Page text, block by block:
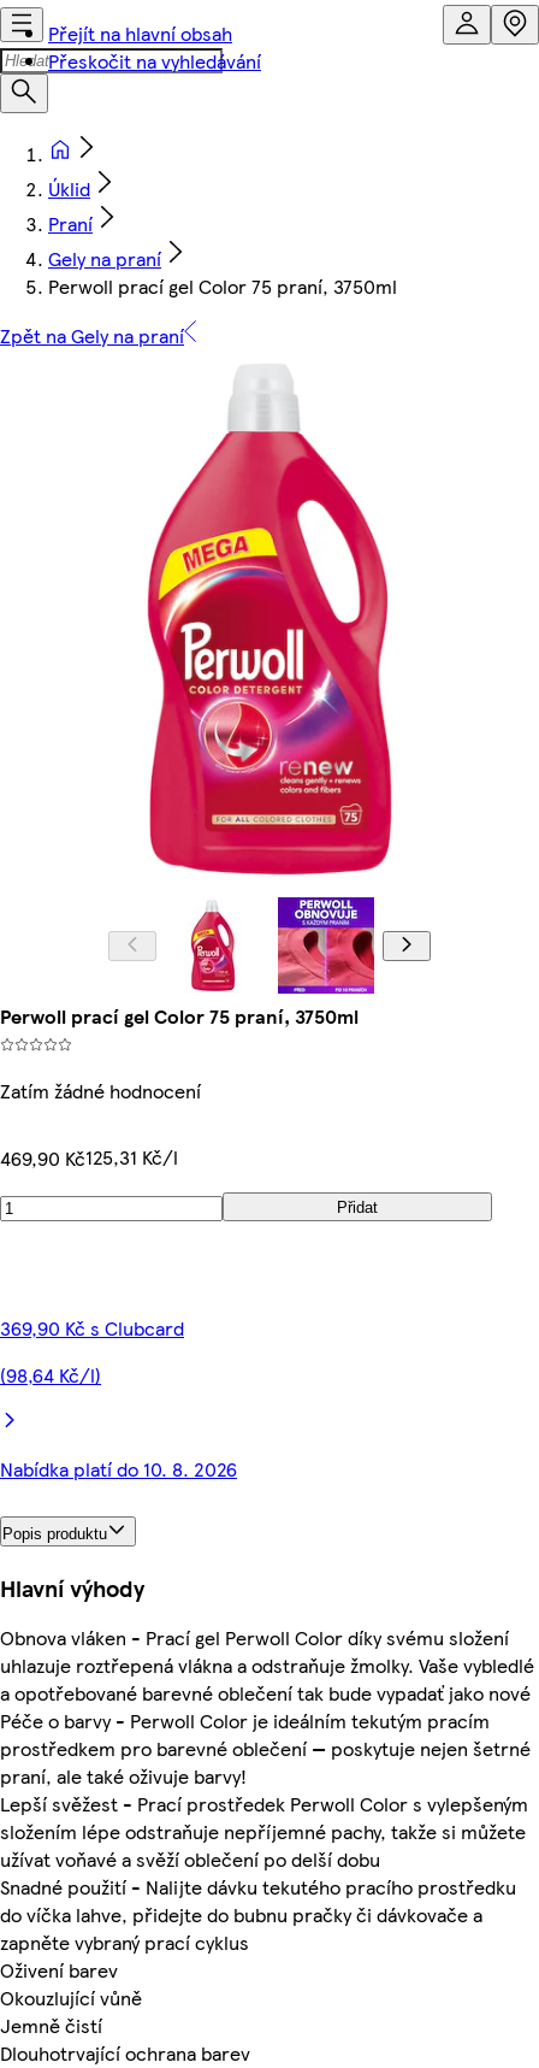
Přejít na hlavní obsah
Přeskočit na vyhledávání
Úklid
Praní
Gely na praní
Perwoll prací gel Color 75 praní, 3750ml
Zpět na Gely na praní
Perwoll prací gel Color 75 praní, 3750ml
Zatím žádné hodnocení
469,90 Kč125,31 Kč/l
Přidat
369,90 Kč s Clubcard
(98,64 Kč/l)
Nabídka platí do 10. 8. 2026
Popis produktu
Hlavní výhody
Obnova vláken - Prací gel Perwoll Color díky svému složení
uhlazuje roztřepená vlákna a odstraňuje žmolky. Vaše vybledlé
a opotřebované barevné oblečení tak bude vypadať jako nové
Péče o barvy - Perwoll Color je ideálním tekutým pracím
prostředkem pro barevné oblečení — poskytuje nejen šetrné
praní, ale také oživuje barvy!
Lepší svěžest - Prací prostředek Perwoll Color s vylepšeným
složením lépe odstraňuje nepříjemné pachy, takže si můžete
užívat voňavé a svěží oblečení po delší dobu
Snadné použití - Nalijte dávku tekutého pracího prostředku
do víčka lahve, přidejte do bubnu pračky či dávkovače a
zapněte vybraný prací cyklus
Oživení barev
Okouzlující vůně
Jemně čistí
Dlouhotrvající ochrana barev